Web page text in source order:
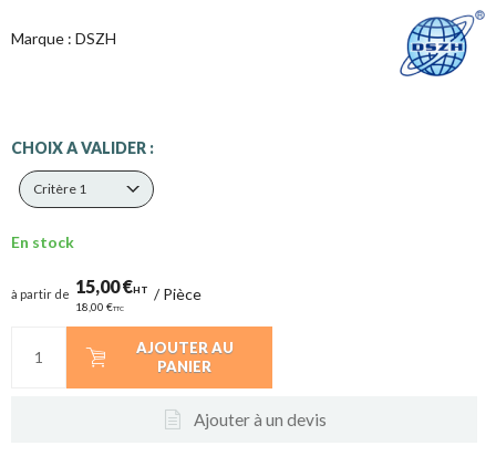
Marque : DSZH
CHOIX A VALIDER :
Critère 1
En stock
à partir de 15,00 €HT
18,00 €TTC
/Pièce
AJOUTER AU
PANIER
Ajouter à un devis